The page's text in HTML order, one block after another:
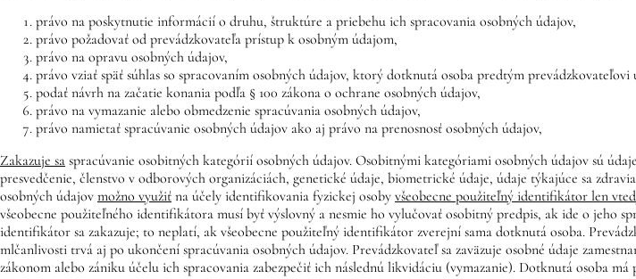
právo na poskytnutie informácií o druhu, štruktúre a priebehu ich spracovania osobných údajov,
právo požadovať od prevádzkovateľa prístup k osobným údajom,
právo na opravu osobných údajov,
právo vziať späť súhlas so spracovaním osobných údajov, ktorý dotknutá osoba predtým prevádzkovateľovi
podať návrh na začatie konania podľa § 100 zákona o ochrane osobných údajov,
právo na vymazanie alebo obmedzenie spracúvania osobných údajov,
právo namietať spracúvanie osobných údajov ako aj právo na prenosnosť osobných údajov,
Zakazuje sa spracúvanie osobitných kategórií osobných údajov. Osobitnými kategóriami osobných údajov sú
presvedčenie, členstvo v odborových organizáciách, genetické údaje, biometrické údaje, údaje týkajúce sa
osobných údajov možno využiť na účely identifikovania fyzickej osoby všeobecne použiteľný identifikátor len
všeobecne použiteľného identifikátora musí byť výslovný a nesmie ho vylučovať osobitný predpis, ak ide o jeho
identifikátor sa zakazuje; to neplatí, ak všeobecne použiteľný identifikátor zverejní sama dotknutá osoba.
mlčanlivosti trvá aj po ukončení spracúvania osobných údajov. Prevádzkovateľ sa zaväzuje osobné údaje
zákonom alebo zániku účelu ich spracovania zabezpečiť ich následnú likvidáciu (vymazanie). Dotknutá osoba